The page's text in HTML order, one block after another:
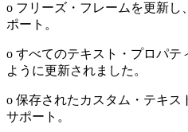
o フリーズ・フレームを更新し
ポート。
o すべてのテキスト・プロパテ
ように更新されました。
o 保存されたカスタム・テキス
サポート。